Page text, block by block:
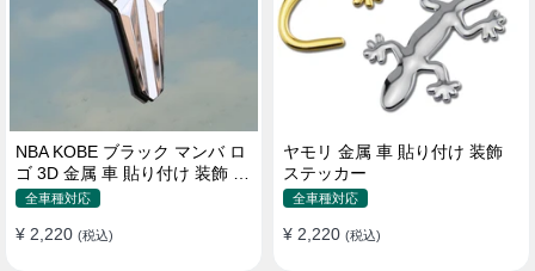
NBA KOBE ブラック マンバ ロ
ゴ 3D 金属 車 貼り付け 装飾 ス
テッカー
全車種対応
¥ 2,220 (税込)
ヤモリ 金属 車 貼り付け 装飾
ステッカー
全車種対応
¥ 2,220 (税込)